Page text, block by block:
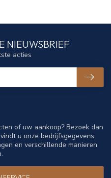
of uw aankoop? Bezoek dan
u onze bedrijfsgegevens,
en verschillende manieren
NIEUWSBRIEF
acties